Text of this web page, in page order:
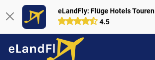
eLandFly: Flüge Hotels Touren
4.5